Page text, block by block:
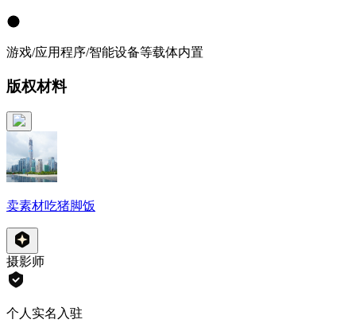
游戏/应用程序/智能设备等载体内置
版权材料
卖素材吃猪脚饭
摄影师
个人实名入驻